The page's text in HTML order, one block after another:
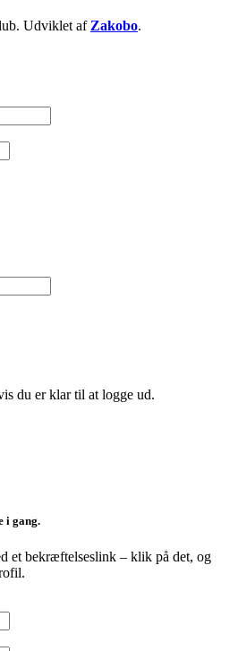
Udviklet af Zakobo.
du er klar til at logge ud.
i gang.
et bekræftelseslink – klik på det, og